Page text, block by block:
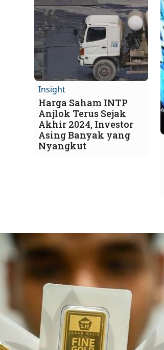
Insight
Harga Saham INTP
Anjlok Terus Sejak
Akhir 2024, Investor
Asing Banyak yang
Nyangkut